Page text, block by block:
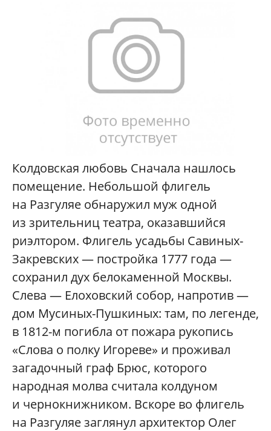
Колдовская любовь Сначала нашлось
помещение. Небольшой флигель
на Разгуляе обнаружил муж одной
из зрительниц театра, оказавшийся
риэлтором. Флигель усадьбы Савиных-
Закревских — постройка 1777 года —
сохранил дух белокаменной Москвы.
Слева — Елоховский собор, напротив —
дом Мусиных-Пушкиных: там, по легенде,
в 1812-м погибла от пожара рукопись
«Слова о полку Игореве» и проживал
загадочный граф Брюс, которого
народная молва считала колдуном
и чернокнижником. Вскоре во флигель
на Разгуляе заглянул архитектор Олег